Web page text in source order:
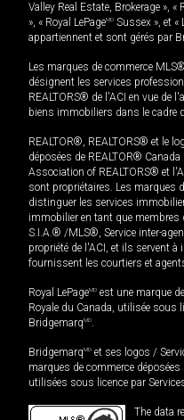
Valley Real Estate, Brokerage », «
», « Royal LePageMD Sussex », et
appartiennent et sont gérés par
Les marques de commerce
désignent les services
REALTORS® de l'ACI en vue de
biens immobiliers dans le cadre
REALTOR®, REALTORS® et le
déposées de REALTOR®
Association of REALTORS® et
sont propriétaires. Les marques
distinguer les services
immobilier en tant que membres
S.I.A.® /MLS®, Service inter-
propriété de l'ACI, et ils servent
fournissent les courtiers et
Royal LePageMD est une marque
Royale du Canada, utilisée sous
BridgemarqMD.
BridgemarqMD et ses logos /
marques de commerce
utilisées sous licence par
The data